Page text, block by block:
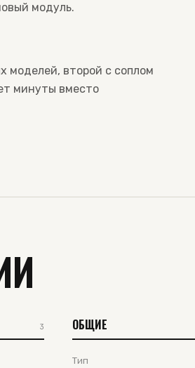
модуль.
моделей, второй с соплом
минуты вместо
3 ОБЩИЕ
Тип